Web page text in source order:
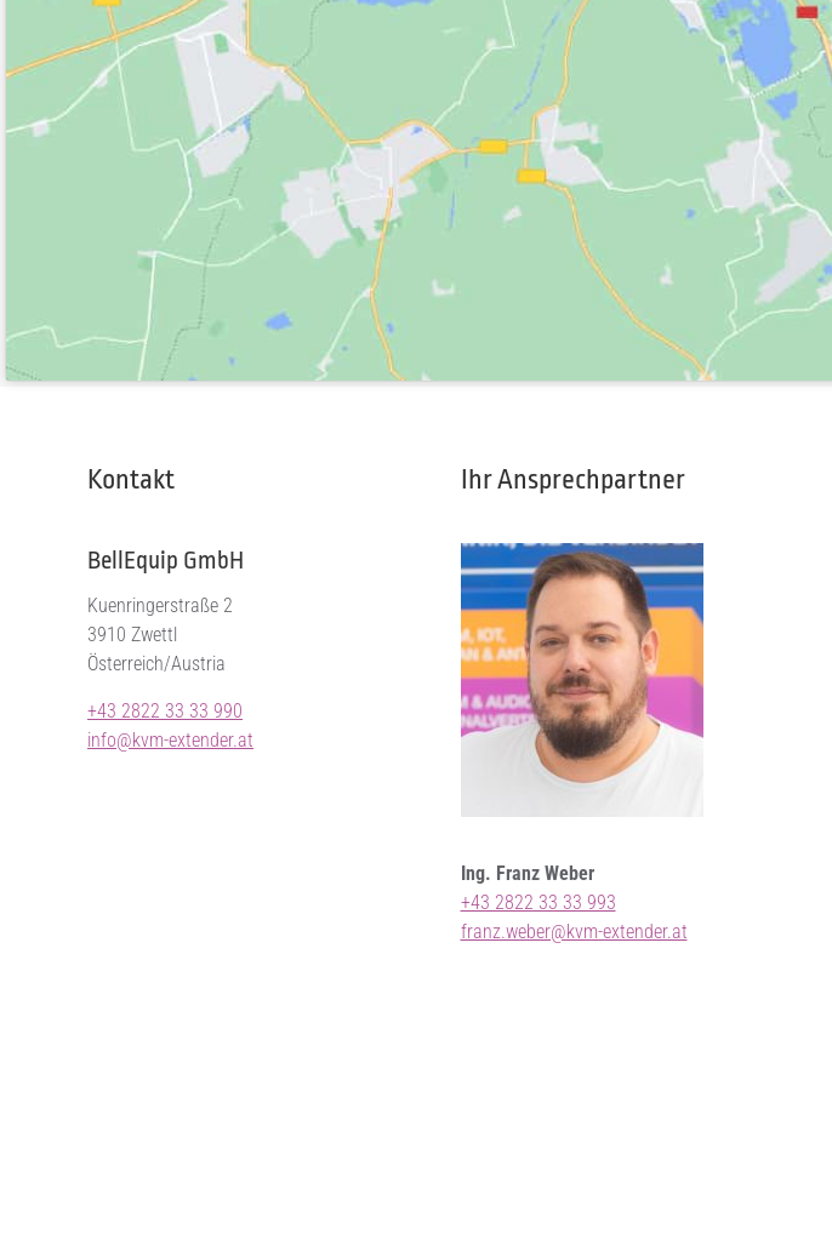
Kontakt
BellEquip GmbH
Kuenringerstraße 2
3910 Zwettl
Österreich/Austria
+43 2822 33 33 990
info@kvm-extender.at
Ihr Ansprechpartner
Ing. Franz Weber
+43 2822 33 33 993
franz.weber@kvm-extender.at